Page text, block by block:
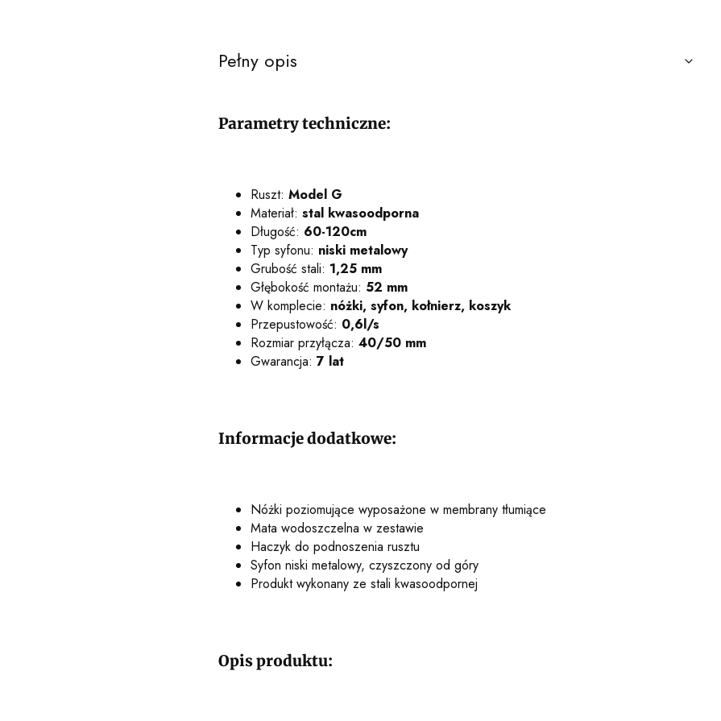
Pełny opis
Parametry techniczne:
Ruszt: Model G
Materiał: stal kwasoodporna
Długość: 60-120cm
Typ syfonu: niski metalowy
Grubość stali: 1,25 mm
Głębokość montażu: 52 mm
W komplecie: nóżki, syfon, kołnierz, koszyk
Przepustowość: 0,6l/s
Rozmiar przyłącza: 40/50 mm
Gwarancja: 7 lat
Informacje dodatkowe:
Nóżki poziomujące wyposażone w membrany tłumiące
Mata wodoszczelna w zestawie
Haczyk do podnoszenia rusztu
Syfon niski metalowy, czyszczony od góry
Produkt wykonany ze stali kwasoodpornej
Opis produktu: